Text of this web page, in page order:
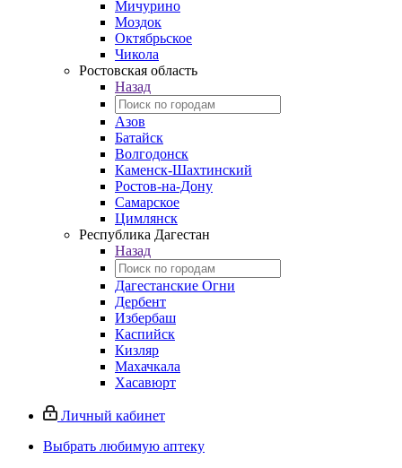
Мичурино
Моздок
Октябрьское
Чикола
Ростовская область
Назад
Азов
Батайск
Волгодонск
Каменск-Шахтинский
Ростов-на-Дону
Самарское
Цимлянск
Республика Дагестан
Назад
Дагестанские Огни
Дербент
Избербаш
Каспийск
Кизляр
Махачкала
Хасавюрт
Личный кабинет
Выбрать любимую аптеку